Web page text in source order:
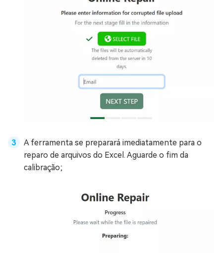
A ferramenta se preparará imediatamente para o
reparo de arquivos do Excel. Aguarde o fim da
calibração;